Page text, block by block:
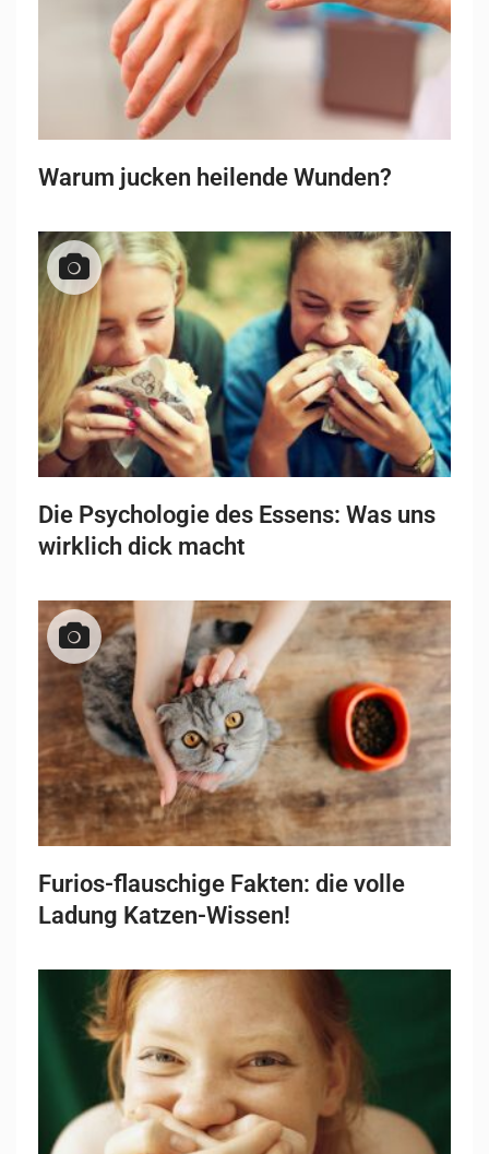
Warum jucken heilende Wunden?
Die Psychologie des Essens: Was uns
wirklich dick macht
Furios-flauschige Fakten: die volle
Ladung Katzen-Wissen!